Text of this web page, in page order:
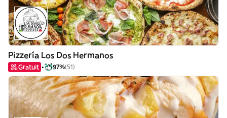
Pizzería Los Dos Hermanos
Gratuit 97%(51)